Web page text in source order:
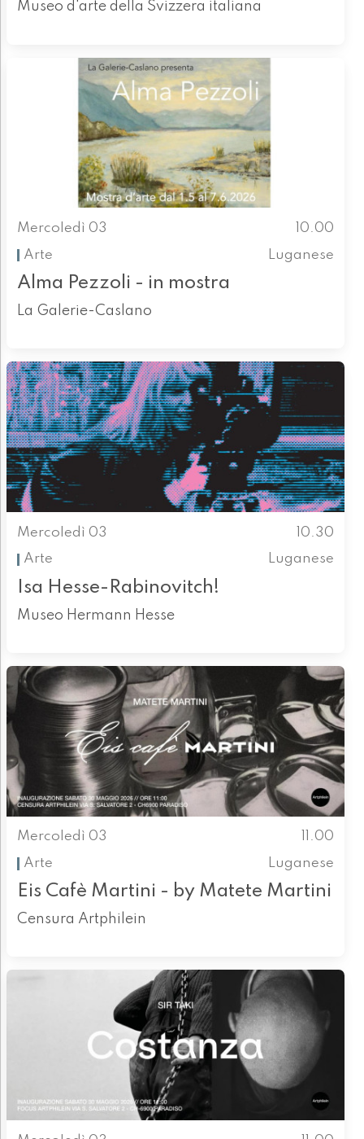
Museo d'arte della Svizzera italiana
Mercoledì 03
10.00
Arte
Luganese
Alma Pezzoli - in mostra
La Galerie-Caslano
Mercoledì 03
10.30
Arte
Luganese
Isa Hesse-Rabinovitch!
Museo Hermann Hesse
Mercoledì 03
11.00
Arte
Luganese
Eis Cafè Martini - by Matete Martini
Censura Artphilein